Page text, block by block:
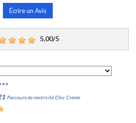
Écrire un Avis
5,00/5
Parcours de motricité Chic Crème